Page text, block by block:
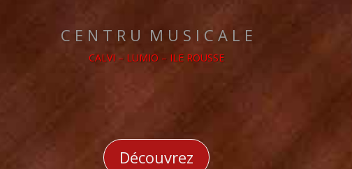
C E N T R U M U S I C A L E
CALVI – LUMIO – ILE ROUSSE
Découvrez